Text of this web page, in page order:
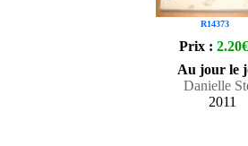
R14373
Prix : 2.20€
Au jour le
Danielle
2011